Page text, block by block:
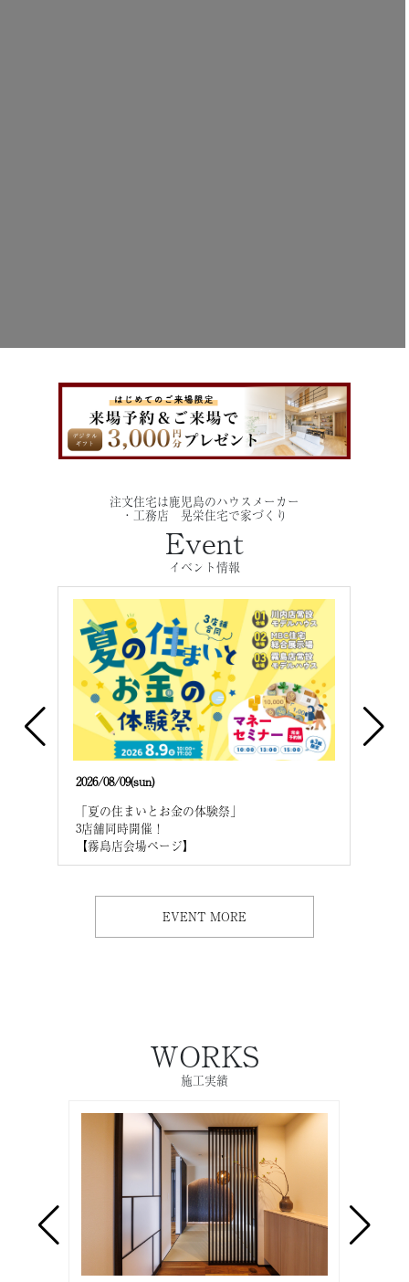
注文住宅は鹿児島のハウスメーカー
・工務店 晃栄住宅で家づくり
Event
イベント情報
2026/08/09(sun)
「夏の住まいとお金の体験祭」
3店舗同時開催！
【霧島店会場ページ】
EVENT MORE
WORKS
施工実績